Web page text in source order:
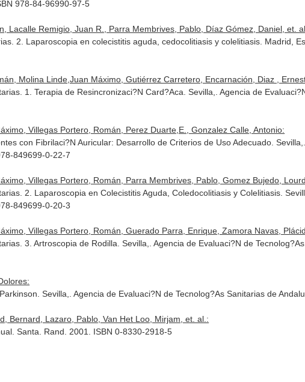
978-84-96990-97-5
Lacalle Remigio, Juan R., Parra Membrives, Pablo, Díaz Gómez, Daniel, et.
2. Laparoscopia en colecistitis aguda, cedocolitiasis y colelitiasis. Madrid,
Molina Linde,Juan Máximo, Gutiérrez Carretero, Encarnación, Diaz ,
1. Terapia de Resincronizaci?N Card?Aca. Sevilla,. Agencia de
Villegas Portero, Román, Perez Duarte,E., Gonzalez Calle, Antonio:
con Fibrilaci?N Auricular: Desarrollo de Criterios de Uso Adecuado.
849699-0-22-7
Villegas Portero, Román, Parra Membrives, Pablo, Gomez Bujedo,
2. Laparoscopia en Colecistitis Aguda, Coledocolitiasis y Colelitiasis.
849699-0-20-3
Villegas Portero, Román, Guerado Parra, Enrique, Zamora Navas,
3. Artroscopia de Rodilla. Sevilla,. Agencia de Evaluaci?N de
Sevilla,. Agencia de Evaluaci?N de Tecnolog?As Sanitarias de
Bernard, Lazaro, Pablo, Van Het Loo, Mirjam, et. al.:
Santa. Rand. 2001. ISBN 0-8330-2918-5